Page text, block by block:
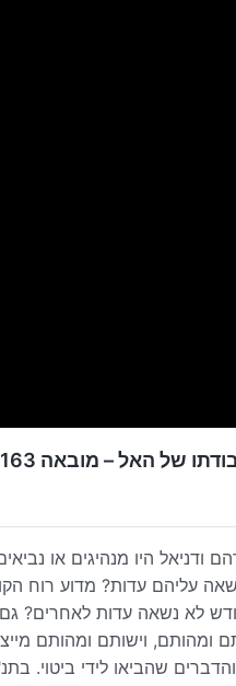
של האל – מובאה 163
ודניאל היו מנהיגים או
עליהם עדות? מדוע רוח
לא נשאה עדות לאחרים?
ומהותם, וישותם ומהותם
שהביאו לידי ביטוי.